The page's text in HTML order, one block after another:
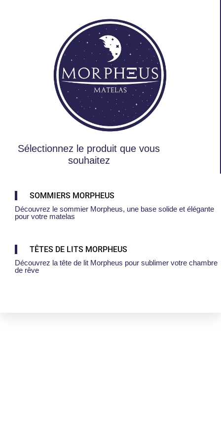
Sélectionnez le produit que vous
souhaitez
SOMMIERS MORPHEUS
Découvrez le sommier Morpheus, une base solide et élégante
pour votre matelas
TÊTES DE LITS MORPHEUS
Découvrez la tête de lit Morpheus pour sublimer votre chambre
de rêve